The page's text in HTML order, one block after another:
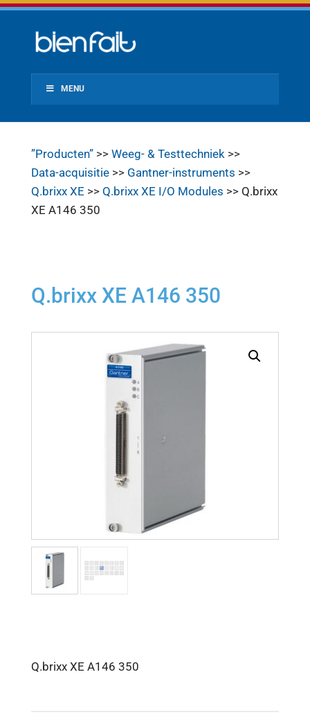
MENU
”Producten”>> Weeg- & Testtechniek>>
Data-acquisitie>> Gantner-instruments >>
Q.brixx XE >> Q.brixx XE I/O Modules >> Q.brixx
XE A146 350
Q.brixx XE A146 350
Q.brixx XE A146 350